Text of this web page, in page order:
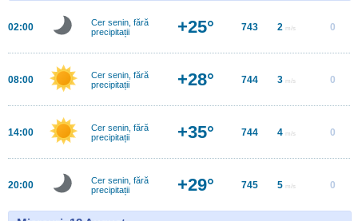
02:00
Cer senin, fără
precipitații
+25° 743 2 m/s 0
08:00
Cer senin, fără
precipitații
+28° 744 3 m/s 0
14:00
Cer senin, fără
precipitații
+35° 744 4 m/s 0
20:00
Cer senin, fără
precipitații
+29° 745 5 m/s 0